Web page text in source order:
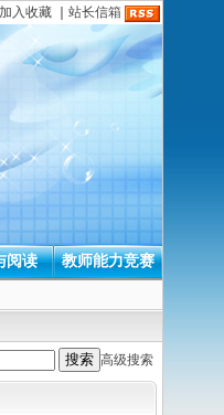
加入收藏 站长信箱
阅读 教师能力竞赛
高级搜索